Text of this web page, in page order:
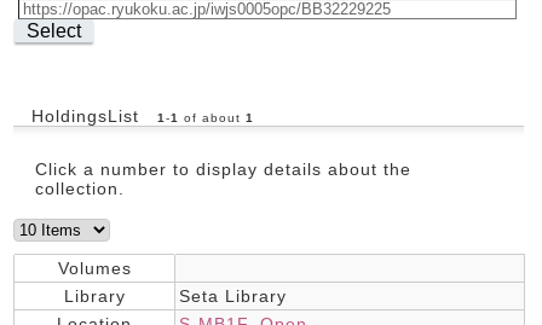
Select
HoldingsList 1 -1 of about 1
Click a number to display details about the
collection.
Volumes
Library
Seta Library